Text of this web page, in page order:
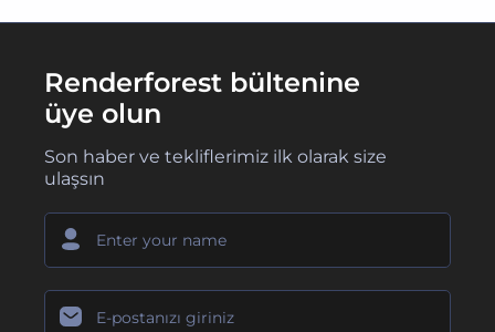
Renderforest bültenine
üye olun
Son haber ve tekliflerimiz ilk olarak size
ulaşsın